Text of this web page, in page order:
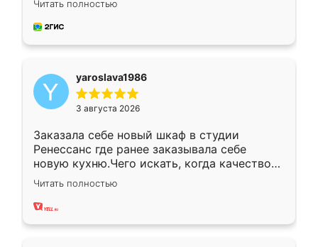
довольны работой. Спасибо Ренессанс
мебель за качественную работу!
Читать полностью
yaroslava1986
3 августа 2026
Заказала себе новый шкаф в студии
Ренессанс где ранее заказывала себе
новую кухню.Чего искать, когда качеством
вполне довольна. Служит кухня уже почти
два года, нареканий нет.
Читать полностью